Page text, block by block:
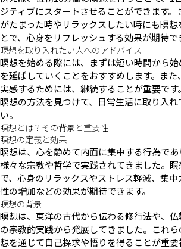
ジティブにスタートさせることができます。
がたまった時やリラックスしたい時にも瞑想
とで、心身をリフレッシュする効果が期待で
瞑想を取り入れたい人へのアドバイス
瞑想を始める際には、まずは短い時間から
を延ばしていくことをおすすめします。また
実感するためには、継続することが重要です
瞑想の方法を見つけて、日常生活に取り入れ
い。
瞑想とは？その背景と重要性
瞑想の定義と効果
瞑想は、心を静めて内面に集中する行為であ
様々な宗教や哲学で実践されてきました。瞑
で、心身のリラックスやストレス軽減、集
性の増加などの効果が期待できます。
瞑想の背景
瞑想は、東洋の古代から伝わる修行法や、
の宗教的実践から発展してきました。これ
想を通じて自己探求や悟りを得ることが重